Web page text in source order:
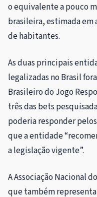
o equivalente a pouco
brasileira, estimada em
de habitantes.
As duas principais
legalizadas no Brasil
Brasileiro do Jogo
três das bets
poderia responder
que a entidade
a legislação vigente”.
A Associação Nacional
que também